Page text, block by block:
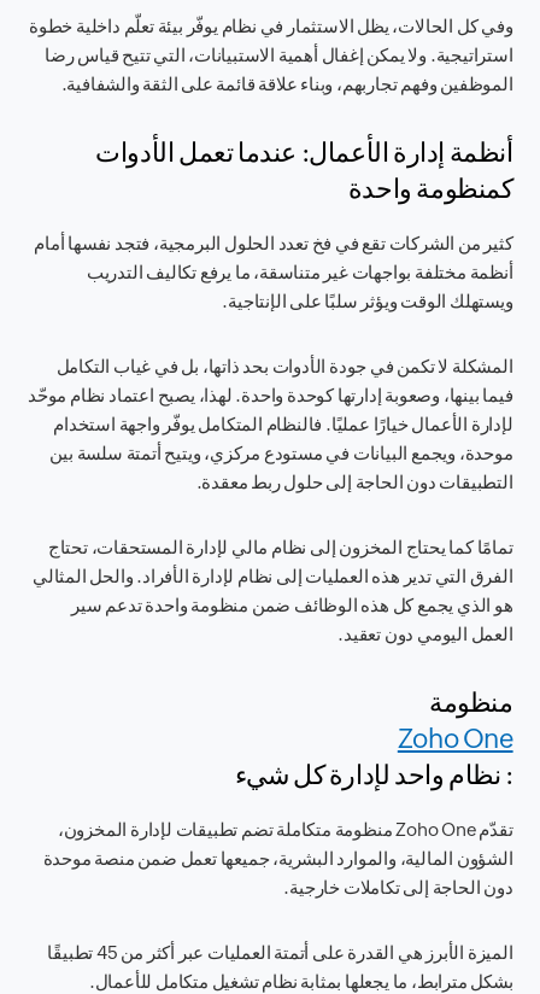
وفي كل الحالات، يظل الاستثمار في نظام يوفّر بيئة تعلّم داخلية خطوة
استراتيجية. ولا يمكن إغفال أهمية الاستبيانات، التي تتيح قياس رضا
الموظفين وفهم تجاربهم، وبناء علاقة قائمة على الثقة والشفافية.
أنظمة إدارة الأعمال: عندما تعمل الأدوات
كمنظومة واحدة
كثير من الشركات تقع في فخ تعدد الحلول البرمجية، فتجد نفسها أمام
أنظمة مختلفة بواجهات غير متناسقة، ما يرفع تكاليف التدريب
ويستهلك الوقت ويؤثر سلبًا على الإنتاجية.
المشكلة لا تكمن في جودة الأدوات بحد ذاتها، بل في غياب التكامل
فيما بينها، وصعوبة إدارتها كوحدة واحدة. لهذا، يصبح اعتماد نظام موحّد
لإدارة الأعمال خيارًا عمليًا. فالنظام المتكامل يوفّر واجهة استخدام
موحدة، ويجمع البيانات في مستودع مركزي، ويتيح أتمتة سلسة بين
التطبيقات دون الحاجة إلى حلول ربط معقدة.
تمامًا كما يحتاج المخزون إلى نظام مالي لإدارة المستحقات، تحتاج
الفرق التي تدير هذه العمليات إلى نظام لإدارة الأفراد. والحل المثالي
هو الذي يجمع كل هذه الوظائف ضمن منظومة واحدة تدعم سير
العمل اليومي دون تعقيد.
منظومة
Zoho One
: نظام واحد لإدارة كل شيء
تقدّم Zoho One منظومة متكاملة تضم تطبيقات لإدارة المخزون،
الشؤون المالية، والموارد البشرية، جميعها تعمل ضمن منصة موحدة
دون الحاجة إلى تكاملات خارجية.
الميزة الأبرز هي القدرة على أتمتة العمليات عبر أكثر من 45 تطبيقًا
بشكل مترابط، ما يجعلها بمثابة نظام تشغيل متكامل للأعمال.